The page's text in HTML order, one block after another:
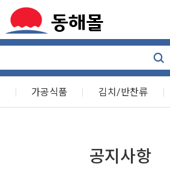
가공식품 김치/반찬류
공지사항